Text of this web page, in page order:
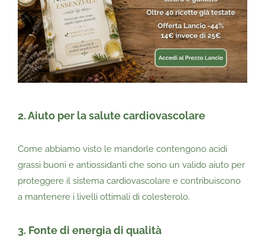
2. Aiuto per la salute cardiovascolare
Come abbiamo visto le mandorle contengono acidi
grassi buoni e antiossidanti che sono un valido aiuto per
proteggere il sistema cardiovascolare e contribuiscono
a mantenere i livelli ottimali di colesterolo.
3. Fonte di energia di qualità